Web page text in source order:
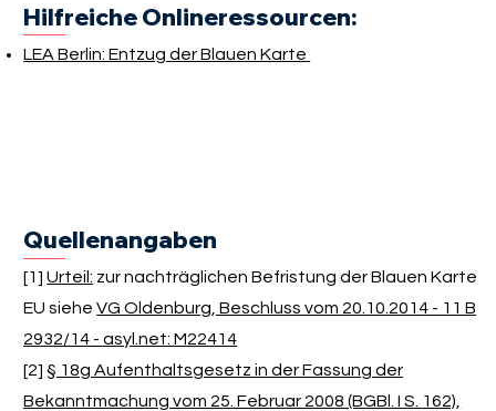
Hilfreiche Onlineressourcen:
LEA Berlin: Entzug der Blauen Karte
Quellenangaben
[1]Urteil: zur nachträglichen Befristung der Blauen Karte
EU sieheVG Oldenburg, Beschluss vom 20.10.2014 - 11 B
2932/14 - asyl.net: M22414
[2]§ 18g Aufenthaltsgesetz in der Fassung der
Bekanntmachung vom 25. Februar 2008 (BGBl. I S. 162),